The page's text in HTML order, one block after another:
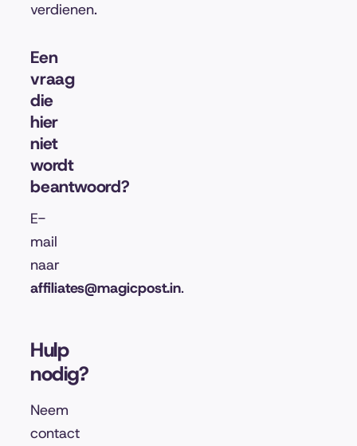
verdienen.
Een
vraag
die
hier
niet
wordt
beantwoord?
E-
mail
naar
affiliates@magicpost.in.
Hulp
nodig?
Neem
contact